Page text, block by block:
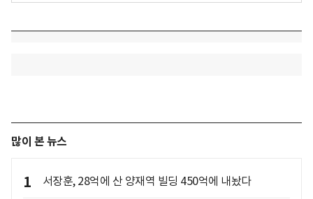
많이 본 뉴스
1 서장훈, 28억에 산 양재역 빌딩 450억에 내놨다